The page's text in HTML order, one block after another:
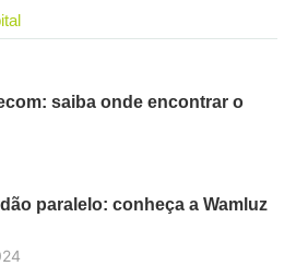
saiba onde encontrar o
paralelo: conheça a Wamluz